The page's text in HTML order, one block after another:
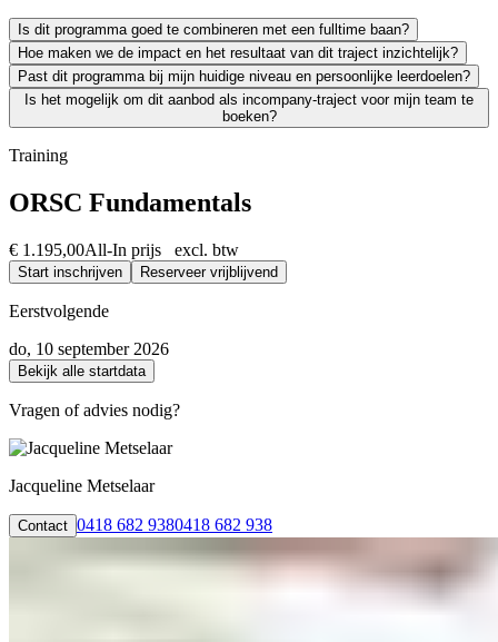
Is dit programma goed te combineren met een fulltime baan?
Zeker. We leiden uitsluitend werkende professionals op en weten
Hoe maken we de impact en het resultaat van dit traject inzichtelijk?
Leren moet leiden tot merkbaar resultaat; voor jezelf én voor je
Past dit programma bij mijn huidige niveau en persoonlijke leerdoelen?
We vinden het essentieel dat je een traject kiest dat écht bij je past
Is het mogelijk om dit aanbod als incompany-traject voor mijn team te
boeken?
Absoluut. Vrijwel al onze trainingen en opleidingen kunnen we
Training
ORSC Fundamentals
€ 1.195,00All-In prijs excl. btw
Start inschrijven Reserveer vrijblijvend
Eerstvolgende
do, 10 september 2026
Bekijk alle startdata
Vragen of advies nodig?
Jacqueline Metselaar
Contact 0418 682 9380418 682 938